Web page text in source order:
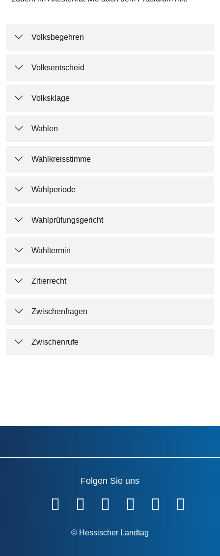
Volksbegehren
Volksentscheid
Volksklage
Wahlen
Wahlkreisstimme
Wahlperiode
Wahlprüfungsgericht
Wahltermin
Zitierrecht
Zwischenfragen
Zwischenrufe
Folgen Sie uns
© Hessischer Landtag